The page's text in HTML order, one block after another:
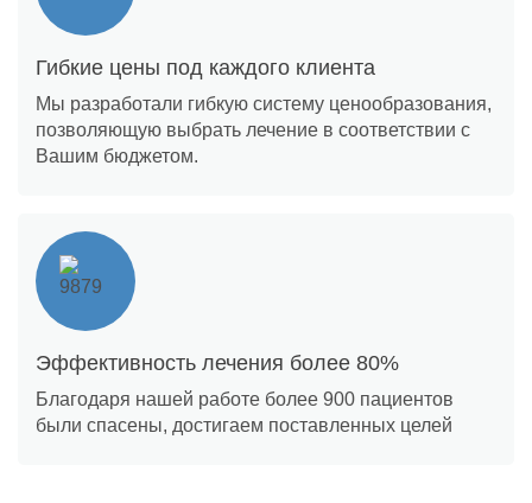
Гибкие цены под каждого клиента
Мы разработали гибкую систему ценообразования,
позволяющую выбрать лечение в соответствии с
Вашим бюджетом.
Эффективность лечения более 80%
Благодаря нашей работе более 900 пациентов
были спасены, достигаем поставленных целей